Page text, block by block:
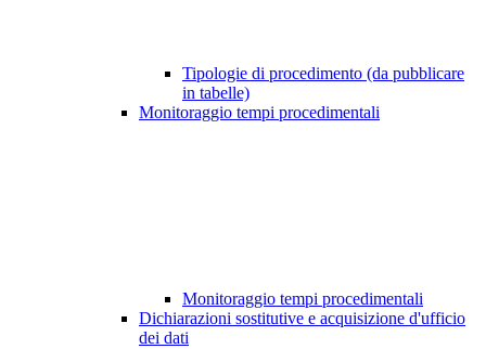
Tipologie di procedimento (da pubblicare
in tabelle)
Monitoraggio tempi procedimentali
Monitoraggio tempi procedimentali
Dichiarazioni sostitutive e acquisizione d'ufficio
dei dati